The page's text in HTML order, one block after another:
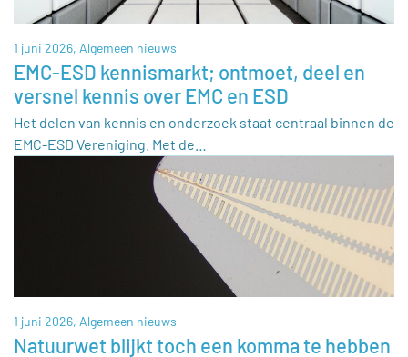
1 juni 2026, Algemeen nieuws
EMC-ESD kennismarkt; ontmoet, deel en
versnel kennis over EMC en ESD
Het delen van kennis en onderzoek staat centraal binnen de
EMC-ESD Vereniging. Met de…
1 juni 2026, Algemeen nieuws
Natuurwet blijkt toch een komma te hebben